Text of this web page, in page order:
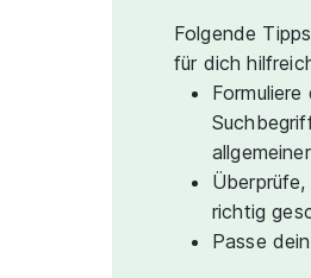
Folgende
für dich
Formuliere
allgemeiner
richtig
Passe